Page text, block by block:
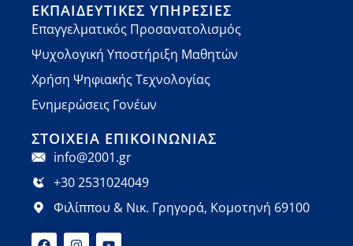
ΕΚΠΑΙΔΕΥΤΙΚΈΣ ΥΠΗΡΕΣΊΕΣ
Επαγγελματικός Προσανατολισμός
Ψυχολογική Υποστήριξη Μαθητών
Χρήση Ψηφιακής Τεχνολογίας
Ενημερώσεις Γονέων
ΣΤΟΙΧΕΊΑ ΕΠΙΚΟΙΝΩΝΊΑΣ
info@2001.gr
+30 2531024049
Φιλίππου & Νικ. Γρηγορά, Κομοτηνή 69100